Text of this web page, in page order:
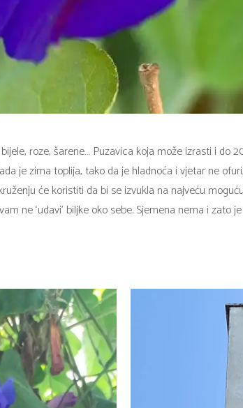
roze, šarene… Puzavica koja može izrasti i
je zima toplija, tako da je hladnoća i vjetar ne
će koristiti da bi se izvukla na najveću
ne ‘udavi’ biljke oko sebe. Sjemena nema i zato